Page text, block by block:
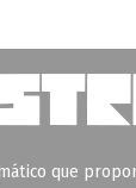
que